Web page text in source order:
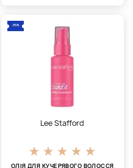
-35%
Lee Stafford
ОЛІЯ ДЛЯ КУЧЕРЯВОГО ВОЛОССЯ